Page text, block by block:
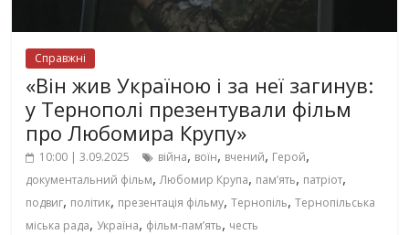
Справжні
«Він жив Україною і за неї загинув:
у Тернополі презентували фільм
про Любомира Крупу»
10:00 | 3.09.2025 війна, воїн, вчений, Герой,
документальний фільм,Любомир Крупа, пам’ять, патріот,
подвиг, політик, презентація фільму,Тернопіль,Тернопільська
міська рада, Україна, фільм-пам’ять, честь